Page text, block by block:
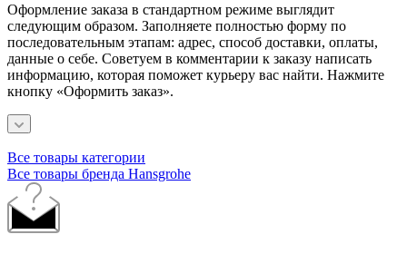
Оформление заказа в стандартном режиме выглядит
следующим образом. Заполняете полностью форму по
последовательным этапам: адрес, способ доставки, оплаты,
данные о себе. Советуем в комментарии к заказу написать
информацию, которая поможет курьеру вас найти. Нажмите
кнопку «Оформить заказ».
Все товары категории
Все товары бренда Hansgrohe